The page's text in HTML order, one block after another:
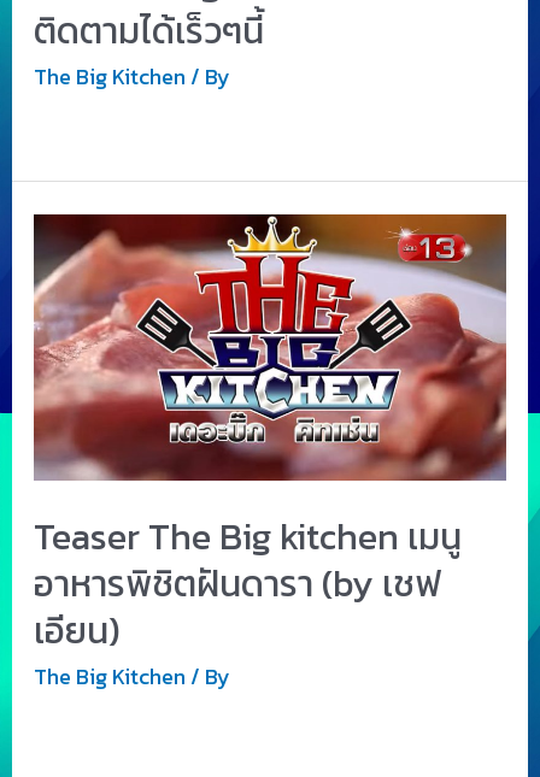
ติดตามได้เร็วๆนี้
The Big Kitchen / By
Teaser The Big kitchen เมนู
อาหารพิชิตฝันดารา (by เชฟ
เอียน)
The Big Kitchen / By